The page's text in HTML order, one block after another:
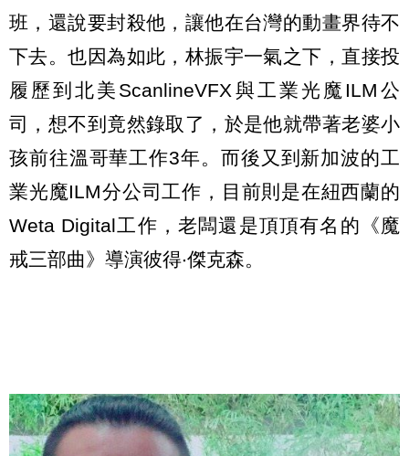
班，還說要封殺他，讓他在台灣的動畫界待不
下去。也因為如此，林振宇一氣之下，直接投
履歷到北美ScanlineVFX與工業光魔ILM公
司，想不到竟然錄取了，於是他就帶著老婆小
孩前往溫哥華工作3年。而後又到新加波的工
業光魔ILM分公司工作，目前則是在紐西蘭的
Weta Digital工作，老闆還是頂頂有名的《魔
戒三部曲》導演彼得‧傑克森。